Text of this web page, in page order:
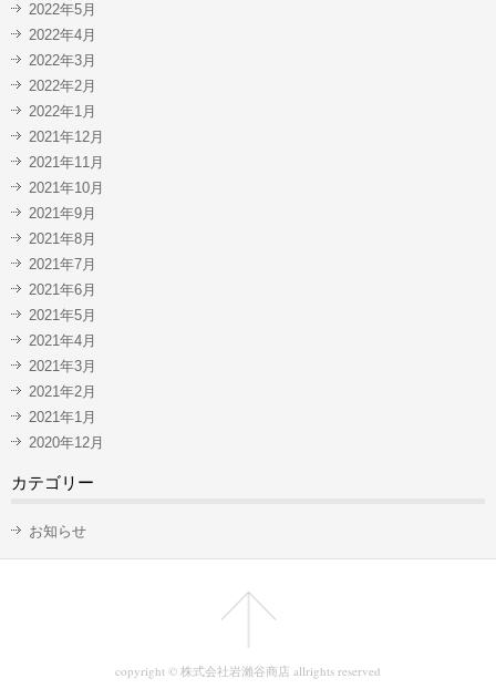
2022年5月
2022年4月
2022年3月
2022年2月
2022年1月
2021年12月
2021年11月
2021年10月
2021年9月
2021年8月
2021年7月
2021年6月
2021年5月
2021年4月
2021年3月
2021年2月
2021年1月
2020年12月
カテゴリー
お知らせ
copyright © 株式会社岩瀨谷商店 allrights reserved